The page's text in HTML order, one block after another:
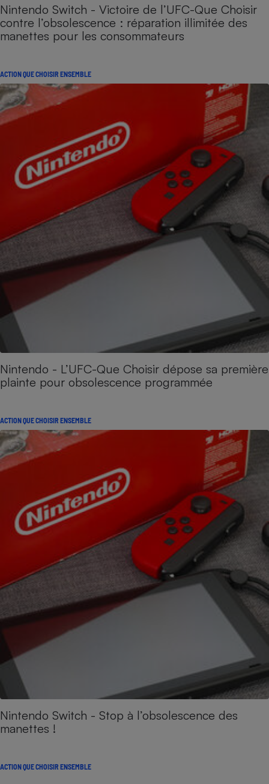
Nintendo Switch - Victoire de l’UFC-Que Choisir
contre l’obsolescence : réparation illimitée des
manettes pour les consommateurs
ACTION QUE CHOISIR ENSEMBLE
Nintendo - L’UFC-Que Choisir dépose sa première
plainte pour obsolescence programmée
ACTION QUE CHOISIR ENSEMBLE
Nintendo Switch - Stop à l’obsolescence des
manettes !
ACTION QUE CHOISIR ENSEMBLE